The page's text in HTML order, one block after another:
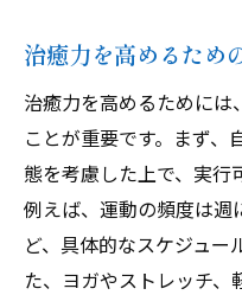
治癒力を高めるため
治癒力を高めるためには
ことが重要です。まず、
態を考慮した上で、実行
例えば、運動の頻度は週
ど、具体的なスケジュー
た、ヨガやストレッチ、